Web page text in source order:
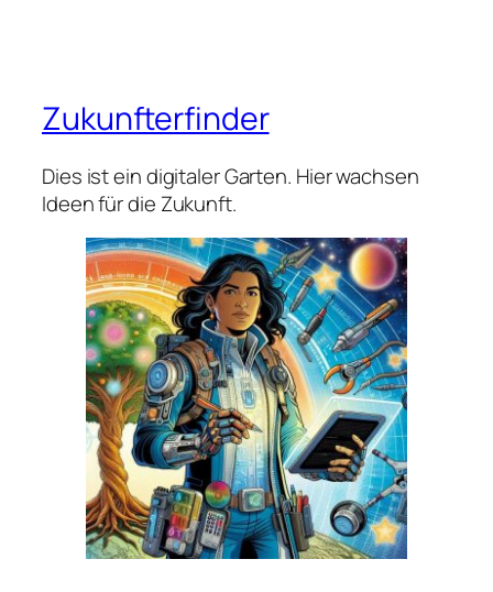
Zukunfterfinder
Dies ist ein digitaler Garten. Hier wachsen
Ideen für die Zukunft.